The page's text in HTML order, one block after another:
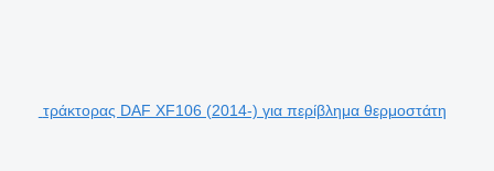
τράκτορας DAF XF106 (2014-) για περίβλημα θερμοστάτη